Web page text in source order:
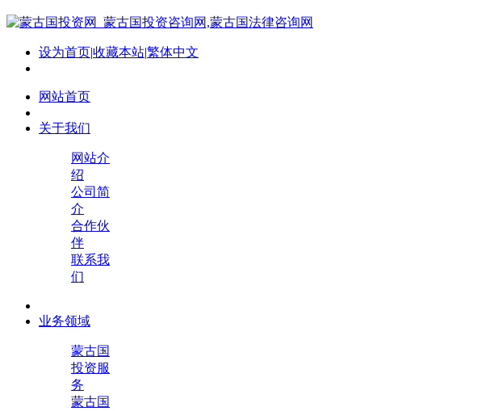
设为首页|收藏本站|繁体中文
网站首页
关于我们
网站介
绍
公司简
介
合作伙
伴
联系我
们
业务领域
蒙古国
投资服
务
蒙古国